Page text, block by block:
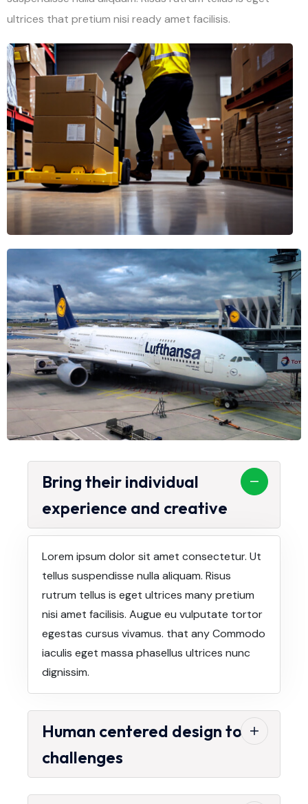
ultrices that pretium nisi ready amet facilisis.
Bring their individual
experience and creative
Lorem ipsum dolor sit amet consectetur. Ut
tellus suspendisse nulla aliquam. Risus
rutrum tellus is eget ultrices many pretium
nisi amet facilisis. Augue eu vulputate tortor
egestas cursus vivamus. that any Commodo
iaculis eget massa phasellus ultrices nunc
dignissim.
Human centered design to
challenges